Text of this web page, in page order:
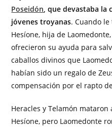
Poseidón, que devastaba la
jóvenes troyanas. Cuando
Hesíone, hija de
ofrecieron su ayuda para
caballos divinos que
habían sido un regalo de
compensación por el rapto
Heracles y Telamón
Hesíone, pero Laomedonte